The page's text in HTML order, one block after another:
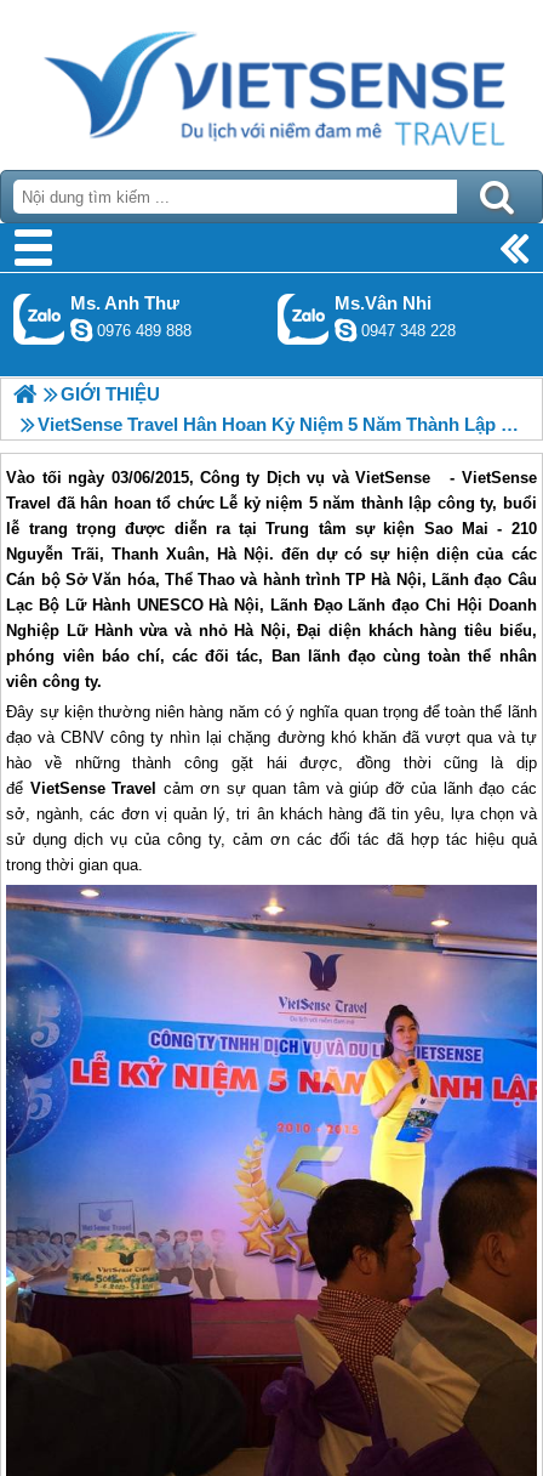
Ms. Anh Thư
0976 489 888
Ms.Vân Nhi
0947 348 228
GIỚI THIỆU
VietSense Travel Hân Hoan Kỷ Niệm 5 Năm Thành Lập Công Ty
Vào tối ngày 03/06/2015, Công ty Dịch vụ và VietSense - VietSense
Travel đã hân hoan tổ chức Lễ kỷ niệm 5 năm thành lập công ty, buổi
lễ trang trọng được diễn ra tại Trung tâm sự kiện Sao Mai - 210
Nguyễn Trãi, Thanh Xuân, Hà Nội. đến dự có sự hiện diện của các
Cán bộ Sở Văn hóa, Thể Thao và hành trình TP Hà Nội, Lãnh đạo Câu
Lạc Bộ Lữ Hành UNESCO Hà Nội, Lãnh Đạo Lãnh đạo Chi Hội Doanh
Nghiệp Lữ Hành vừa và nhỏ Hà Nội, Đại diện khách hàng tiêu biểu,
phóng viên báo chí, các đối tác, Ban lãnh đạo cùng toàn thể nhân
viên công ty.
Đây sự kiện thường niên hàng năm có ý nghĩa quan trọng để toàn thể lãnh
đạo và CBNV công ty nhìn lại chặng đường khó khăn đã vượt qua và tự
hào về những thành công gặt hái được, đồng thời cũng là dịp
để VietSense Travel
cảm ơn sự quan tâm và giúp đỡ của lãnh đạo các
sở, ngành, các đơn vị quản lý, tri ân khách hàng đã tin yêu, lựa chọn và
sử dụng dịch vụ của công ty, cảm ơn các đối tác đã hợp tác hiệu quả
trong thời gian qua.